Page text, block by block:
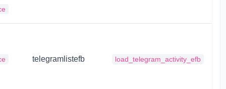
load_telegram_activity_efb
telegramlistefb